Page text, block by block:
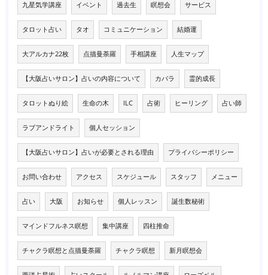
九星気学講座 イベント 過去生 瞑想会 サービス
タロット占い タオ コミュニケーション 結婚運
大アルカナ22枚 点描曼荼羅 手相講座 人生マップ
【大阪占いサロン】占いの内容について カバラ 霊的成長
タロットぬり絵 生命の木 ILC 占術 ヒーリング 占い師
ラブアンドライト 個人セッション
【大阪占いサロン】占いが必要とされる理由 プライバシーポリシー
お問い合わせ アクセス スケジュール スタッフ メニュー
占い 大阪 お知らせ 個人レッスン 誕生数秘術
マインドフルネス瞑想 集中講座 四柱推命
チャクラ瞑想と点描曼荼羅 チャクラ瞑想 新月瞑想会